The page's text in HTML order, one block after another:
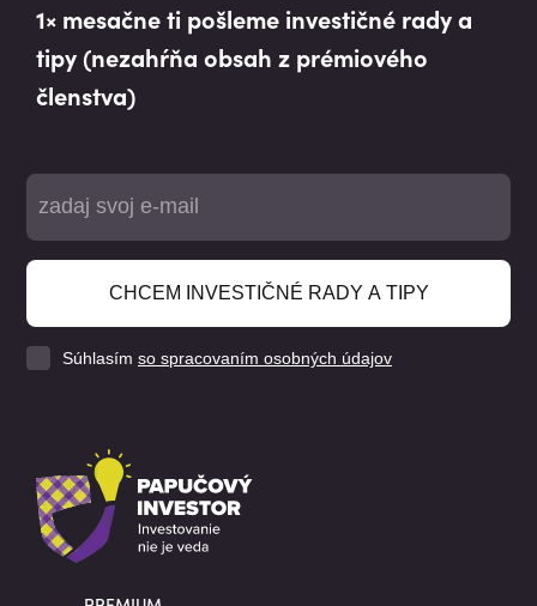
1× mesačne ti pošleme investičné rady a
tipy (nezahŕňa obsah z prémiového
členstva)
CHCEM INVESTIČNÉ RADY A TIPY
Súhlasím so spracovaním osobných údajov